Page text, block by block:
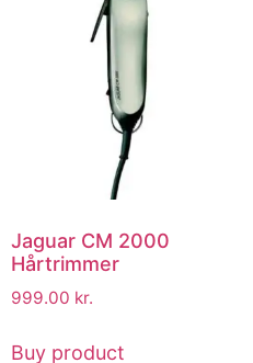
Jaguar CM 2000
Hårtrimmer
999.00 kr.
Buy product